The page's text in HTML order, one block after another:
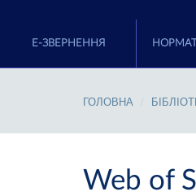
E-ЗВЕРНЕННЯ
ГОЛОВНА
Web of